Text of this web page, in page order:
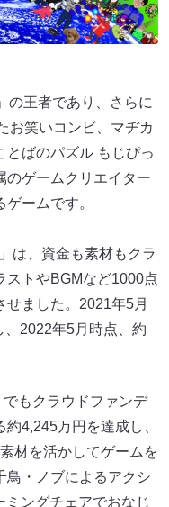
の王者であり、さらに
お笑いコンビ、マヂカ
とばのパズル もじぴっ
のゲームクリエイター
ームです。
は、資金も素材もクラ
ストやBGMなど1000点
せました。2021年5月
2022年5月時点、約
もクラウドファンデ
4,245万円を達成し、
材を活かしてゲームを
鳥・ノブによるアクシ
ミングチェアでおなじ